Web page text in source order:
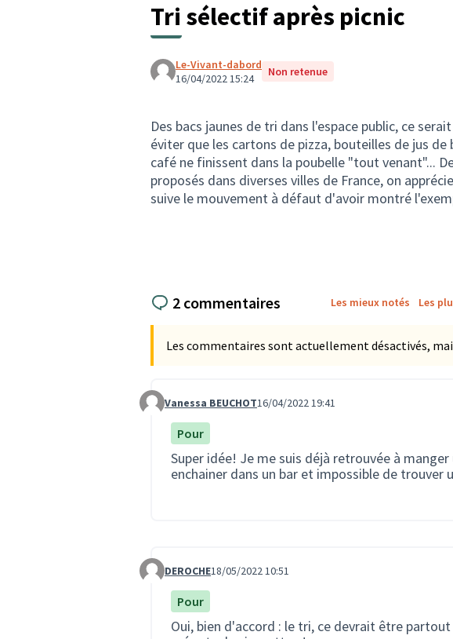
Tri sélectif après picnic
Le-Vivant-dabord
16/04/2022 15:24
Non retenue
Des bacs jaunes de tri dans l'espace public, ce
éviter que les cartons de pizza, bouteilles de jus
café ne finissent dans la poubelle "tout venant"...
proposés dans diverses villes de France, on
suive le mouvement à défaut d'avoir montré
2 commentaires Les mieux notés Les
Les commentaires sont actuellement désactivés,
Commentaire 378
Vanessa BEUCHOT16/04/2022 19:41
Pour
Super idée! Je me suis déjà retrouvée à manger
enchainer dans un bar et impossible de trouver
Commentaire 949
DEROCHE18/05/2022 10:51
Pour
Oui, bien d'accord : le tri, ce devrait être